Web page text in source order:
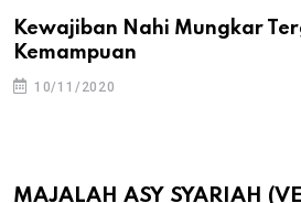
Kewajiban Nahi Mungkar
Kemampuan
10/11/2020
MAJALAH ASY SYARIAH